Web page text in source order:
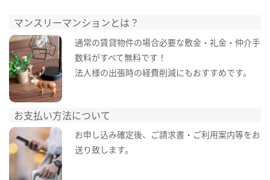
マンスリーマンションとは？
通常の賃貸物件の場合必要な敷金・礼金・仲介手
数料がすべて無料です！
法人様の出張時の経費削減にもおすすめです。
お支払い方法について
お申し込み確定後、ご請求書・ご利用案内等をお
送り致します。